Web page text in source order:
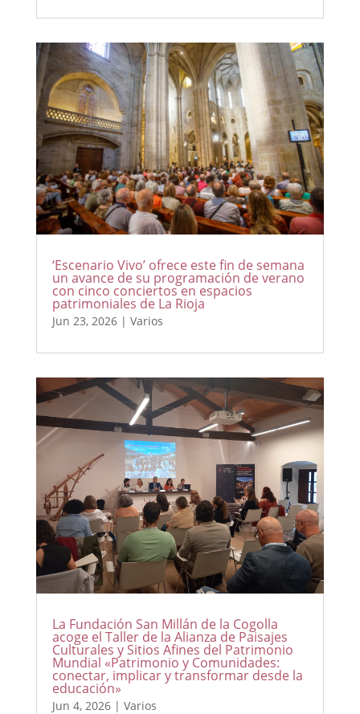
‘Escenario Vivo’ ofrece este fin de semana
un avance de su programación de verano
con cinco conciertos en espacios
patrimoniales de La Rioja
Jun 23, 2026| Varios
La Fundación San Millán de la Cogolla
acoge el Taller de la Alianza de Paisajes
Culturales y Sitios Afines del Patrimonio
Mundial «Patrimonio y Comunidades:
conectar, implicar y transformar desde la
educación»
Jun 4, 2026| Varios